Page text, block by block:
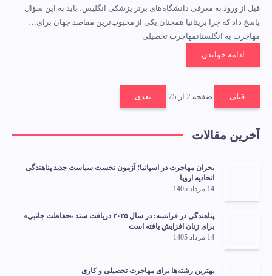
قبل از ورود به معرفی دانشگاه‌های برتر پزشکی انگلیس، باید به این سؤال
پاسخ داد که چرا بریتانیا همچنان یکی از محبوب‌ترین مقاصد جهان برای…
مهاجرت به انگلستانمهاجرت تحصیلی
ادامه خواندن
قبلی صفحه 2 از 75 بعدی
آخرین مقالات
بحران مهاجرت در اسپانیا؛ آزمون نخست سیاست جدید پناهندگی
اتحادیه اروپا
14 مرداد 1405
پناهندگی در فرانسه: در سال ۲۰۲۵ دریافت سند «حفاظت جانبی»
برای زنان افزایش یافته است
14 مرداد 1405
بهترین رشته‌ها برای مهاجرت تحصیلی و کاری